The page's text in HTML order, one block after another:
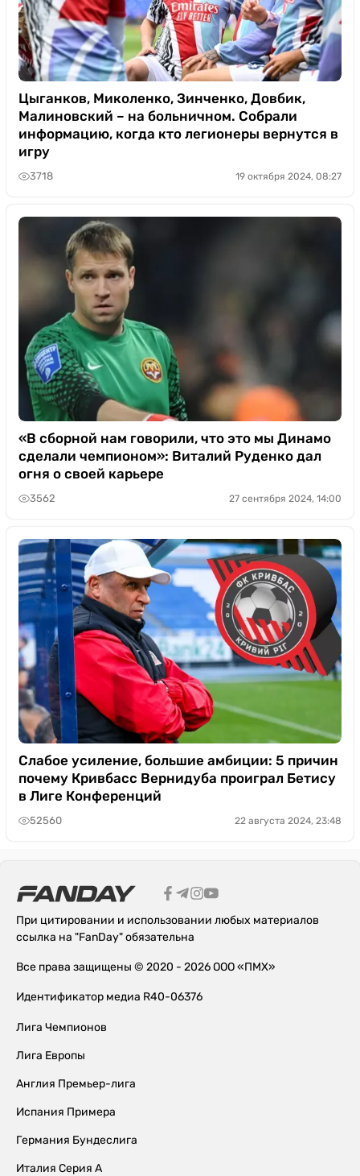
Цыганков, Миколенко, Зинченко, Довбик,
Малиновский – на больничном. Собрали
информацию, когда кто легионеры вернутся в
игру
3718 19 октября 2024, 08:27
«В сборной нам говорили, что это мы Динамо
сделали чемпионом»: Виталий Руденко дал
огня о своей карьере
3562 27 сентября 2024, 14:00
Слабое усиление, большие амбиции: 5 причин
почему Кривбасс Вернидуба проиграл Бетису
в Лиге Конференций
52560 22 августа 2024, 23:48
При цитировании и использовании любых материалов
ссылка на "FanDay" обязательна
Все права защищены © 2020 - 2026 ООО «ПМХ»
Идентификатор медиа R40-06376
Лига Чемпионов
Лига Европы
Англия Премьер-лига
Испания Примера
Германия Бундеслига
Италия Серия А